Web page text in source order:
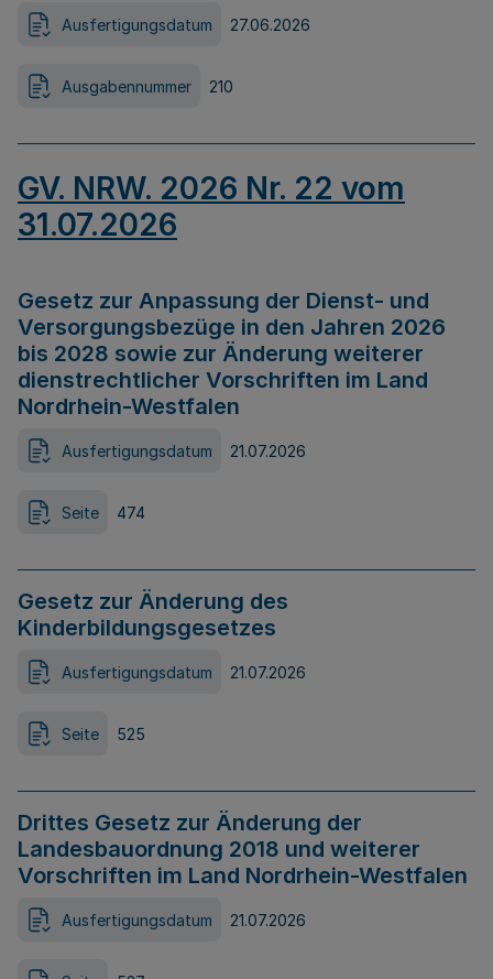
Ausfertigungsdatum 27.06.2026
Ausgabennummer 210
GV. NRW. 2026 Nr. 22 vom
31.07.2026
Gesetz zur Anpassung der Dienst- und
Versorgungsbezüge in den Jahren 2026
bis 2028 sowie zur Änderung weiterer
dienstrechtlicher Vorschriften im Land
Nordrhein-Westfalen
Ausfertigungsdatum 21.07.2026
Seite 474
Gesetz zur Änderung des
Kinderbildungsgesetzes
Ausfertigungsdatum 21.07.2026
Seite 525
Drittes Gesetz zur Änderung der
Landesbauordnung 2018 und weiterer
Vorschriften im Land Nordrhein-Westfalen
Ausfertigungsdatum 21.07.2026